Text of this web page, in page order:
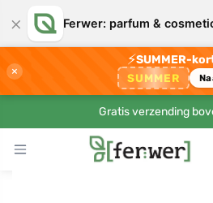
× Ferwer: parfum &
×
⚡SUMMER-
SUMMER
Gratis verzending